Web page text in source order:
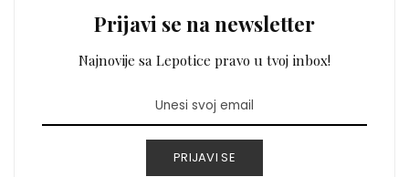
Prijavi se na newsletter
Najnovije sa Lepotice pravo u tvoj inbox!
PRIJAVI SE